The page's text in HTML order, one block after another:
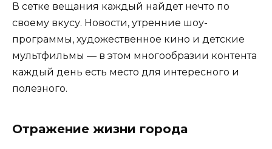
В сетке вещания каждый найдет нечто по
своему вкусу. Новости, утренние шоу-
программы, художественное кино и детские
мультфильмы — в этом многообразии контента
каждый день есть место для интересного и
полезного.
Отражение жизни города